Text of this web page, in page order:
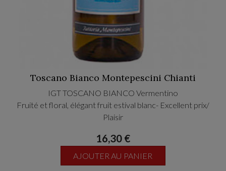
Toscano Bianco Montepescini Chianti
IGT TOSCANO BIANCO Vermentino
Fruité et floral, élégant fruit estival blanc- Excellent prix/
Plaisir
16,30 €
AJOUTER AU PANIER